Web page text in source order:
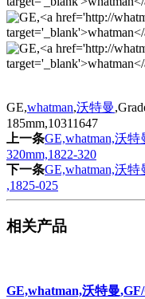
GE,whatman,沃特曼
185mm,10311647
上一条GE,whatman,沃
320mm,1822-320
下一条GE,whatman,沃
,1825-025
相关产品
GE,whatman,沃特曼